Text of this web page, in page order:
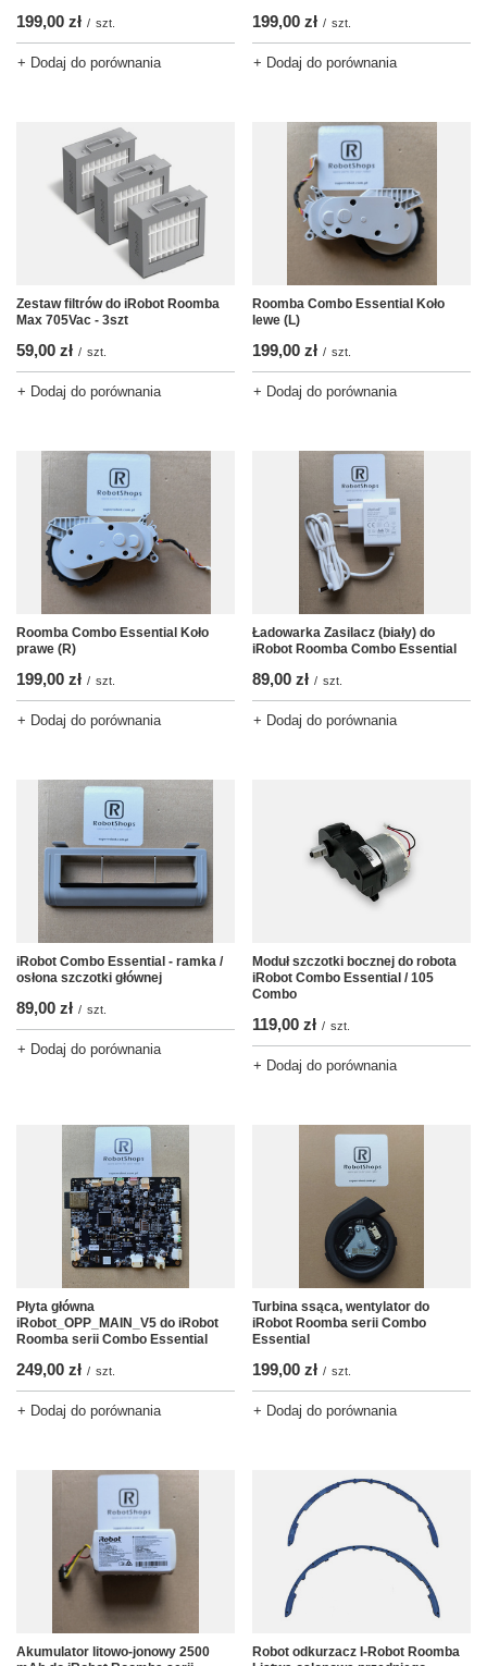
199,00 zł / szt.
+ Dodaj do porównania
199,00 zł / szt.
+ Dodaj do porównania
Zestaw filtrów do iRobot Roomba
Max 705Vac - 3szt
59,00 zł / szt.
+ Dodaj do porównania
Roomba Combo Essential Koło
lewe (L)
199,00 zł / szt.
+ Dodaj do porównania
Roomba Combo Essential Koło
prawe (R)
199,00 zł / szt.
+ Dodaj do porównania
Ładowarka Zasilacz (biały) do
iRobot Roomba Combo Essential
89,00 zł / szt.
+ Dodaj do porównania
iRobot Combo Essential - ramka /
osłona szczotki głównej
89,00 zł / szt.
+ Dodaj do porównania
Moduł szczotki bocznej do robota
iRobot Combo Essential / 105
Combo
119,00 zł / szt.
+ Dodaj do porównania
Płyta główna
iRobot_OPP_MAIN_V5 do iRobot
Roomba serii Combo Essential
249,00 zł / szt.
+ Dodaj do porównania
Turbina ssąca, wentylator do
iRobot Roomba serii Combo
Essential
199,00 zł / szt.
+ Dodaj do porównania
Akumulator litowo-jonowy 2500
Robot odkurzacz I-Robot Roomba